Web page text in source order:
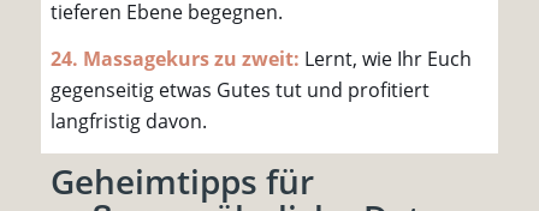
tieferen Ebene begegnen.
24. Massagekurs zu zweit: Lernt, wie Ihr Euch
gegenseitig etwas Gutes tut und profitiert
langfristig davon.
Geheimtipps für